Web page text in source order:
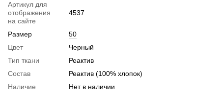
Артикул для
отображения
на сайте
4537
Размер
50
Цвет
Черный
Тип ткани
Реактив
Состав
Реактив (100% хлопок)
Наличие
Нет в наличии